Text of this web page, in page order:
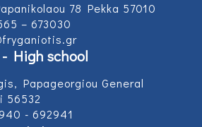
78 Pekka 57010
– 673030
High school
Papageorgiou General
56532
- 692941